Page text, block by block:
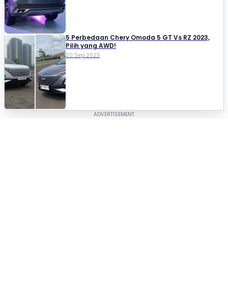
5 Perbedaan Chery Omoda 5 GT Vs RZ 2023,
Pilih yang AWD!
20 Sep 2023